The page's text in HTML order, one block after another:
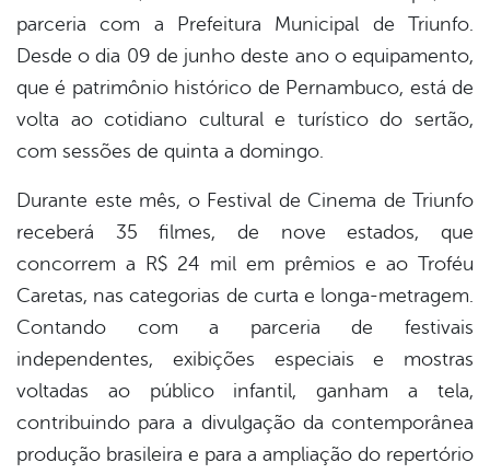
parceria com a Prefeitura Municipal de Triunfo.
Desde o dia 09 de junho deste ano o equipamento,
que é patrimônio histórico de Pernambuco, está de
volta ao cotidiano cultural e turístico do sertão,
com sessões de quinta a domingo.
Durante este mês, o Festival de Cinema de Triunfo
receberá 35 filmes, de nove estados, que
concorrem a R$ 24 mil em prêmios e ao Troféu
Caretas, nas categorias de curta e longa-metragem.
Contando com a parceria de festivais
independentes, exibições especiais e mostras
voltadas ao público infantil, ganham a tela,
contribuindo para a divulgação da contemporânea
produção brasileira e para a ampliação do repertório